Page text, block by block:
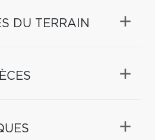
DU TERRAIN